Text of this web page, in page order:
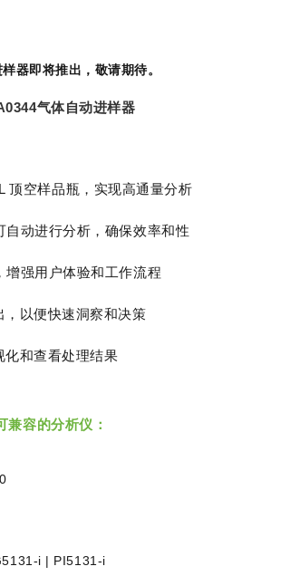
即将推出，敬请期待。
气体自动进样器
顶空样品瓶，实现高通量分析
自动进行分析，确保效率和性
增强用户体验和工作流程
，以便快速洞察和决策
化和查看处理结果
兼容的分析仪：
i | PI5131-i